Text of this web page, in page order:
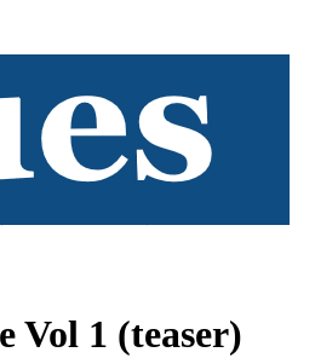
Vol 1 (teaser)